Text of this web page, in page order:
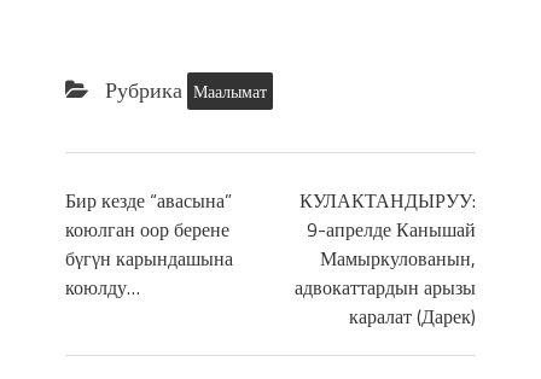
Рубрика Маалымат
Бир кезде “авасына”
коюлган оор берене
бγгγн карындашына
коюлду…
КУЛАКТАНДЫРУУ:
9-апрелде Канышай
Мамыркулованын,
адвокаттардын арызы
каралат (Дарек)